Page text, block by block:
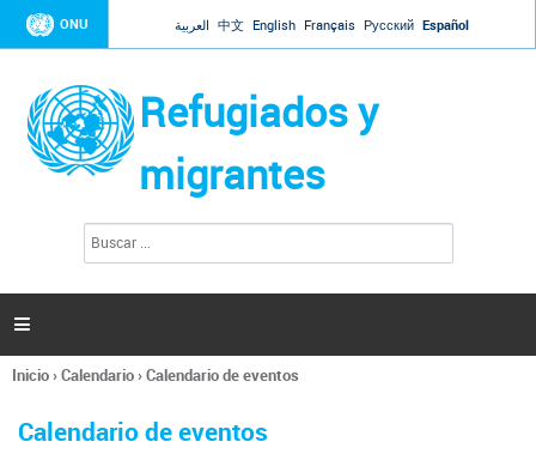
Jump to navigation
ONU العربية 中文 English Français Русский Español
Refugiados y
migrantes
l
s

Se
usted
Inicio›Calendario›Calendario de eventos
Calendario de eventos